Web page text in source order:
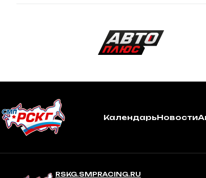
КалендарьНовости
RSKG.SMPRACING.RU